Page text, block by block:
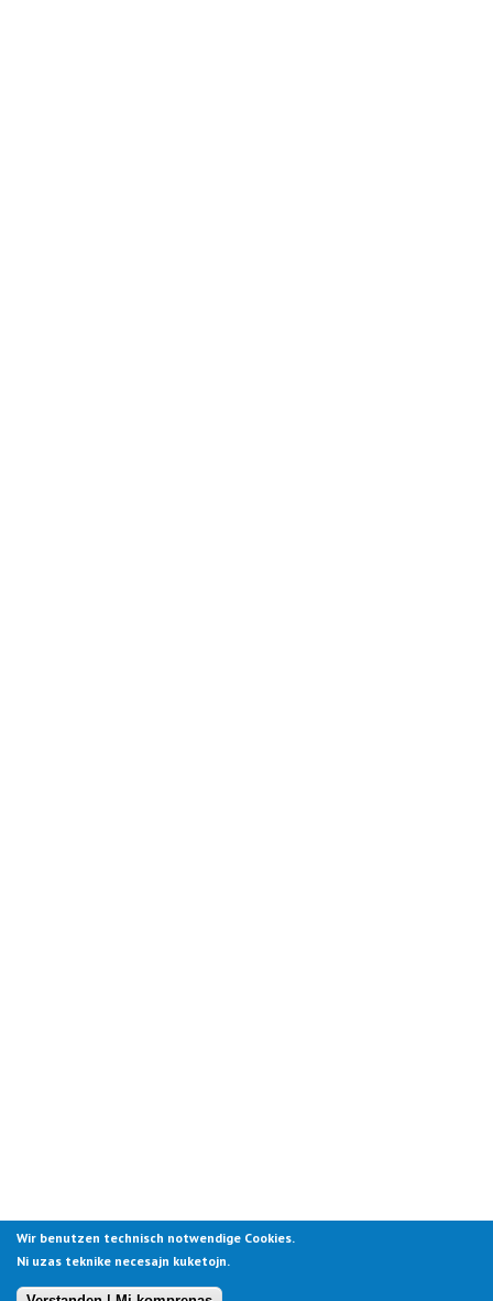
Wir benutzen technisch notwendige Cookies.
Ni uzas teknike necesajn kuketojn.